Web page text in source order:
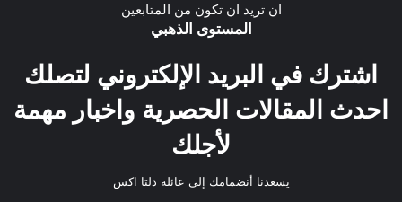
ان تريد ان تكون من المتابعين
المستوى الذهبي
اشترك في البريد الإلكتروني لتصلك
احدث المقالات الحصرية واخبار مهمة
لأجلك
يسعدنا أنضمامك إلى عائلة دلتا اكس